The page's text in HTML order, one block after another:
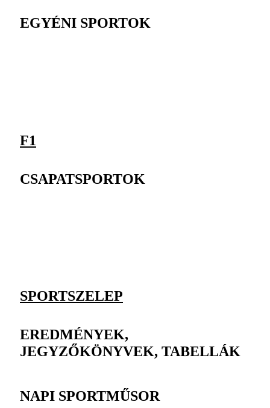
EGYÉNI SPORTOK
F1
CSAPATSPORTOK
SPORTSZELEP
EREDMÉNYEK,
JEGYZŐKÖNYVEK, TABELLÁK
NAPI SPORTMŰSOR